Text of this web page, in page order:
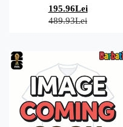
195.96Lei
489.93Lei